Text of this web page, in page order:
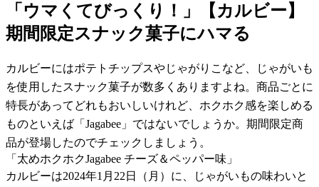
「ウマくてびっくり！」【カルビー】
期間限定スナック菓子にハマる
カルビーにはポテトチップスやじゃがりこなど、じゃがいも
を使用したスナック菓子が数多くありますよね。商品ごとに
特長があってどれもおいしいけれど、ホクホク感を楽しめる
ものといえば「Jagabee」ではないでしょうか。期間限定商
品が登場したのでチェックしましょう。
「太めホクホクJagabee チーズ＆ペッパー味」
カルビーは2024年1月22日（月）に、じゃがいもの味わいと